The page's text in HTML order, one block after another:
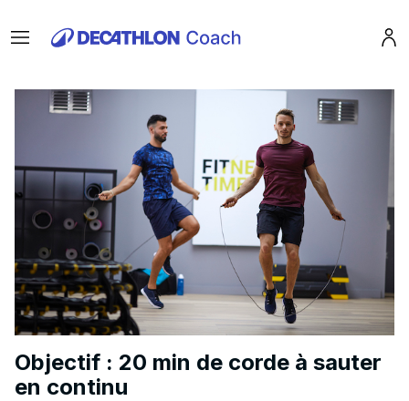
Menu
Objectif : 20 min de corde à sauter
en continu